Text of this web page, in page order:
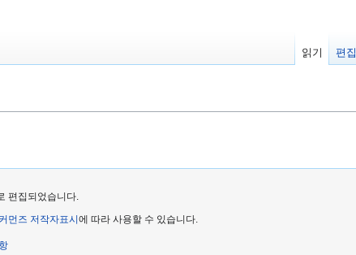
읽기 편집
편집되었습니다.
먼즈 저작자표시 에 따라 사용할 수 있습니다.